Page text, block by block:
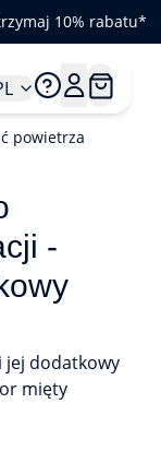
10% rabatu*
powietrza
-
jej dodatkowy
mięty